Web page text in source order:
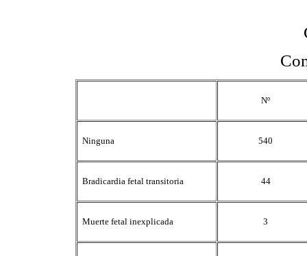
Nº
Ninguna 540
Bradicardia fetal transitoria 44
Muerte fetal inexplicada 3